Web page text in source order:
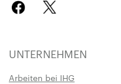
UNTERNEHMEN
Arbeiten bei IHG